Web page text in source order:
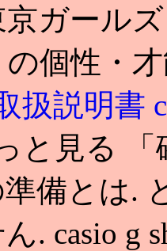
ガール
の個性・
扱説明書
と見る
備とは.
. casio g